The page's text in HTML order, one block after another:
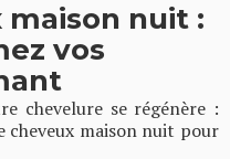
maison nuit :
vos
chevelure se régénère :
cheveux maison nuit pour